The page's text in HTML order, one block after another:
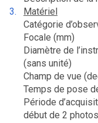
Matériel
Catégorie
Focale (mm)
Diamètre de
(sans unité)
Champ de vue
Temps de pose
Période
début de 2